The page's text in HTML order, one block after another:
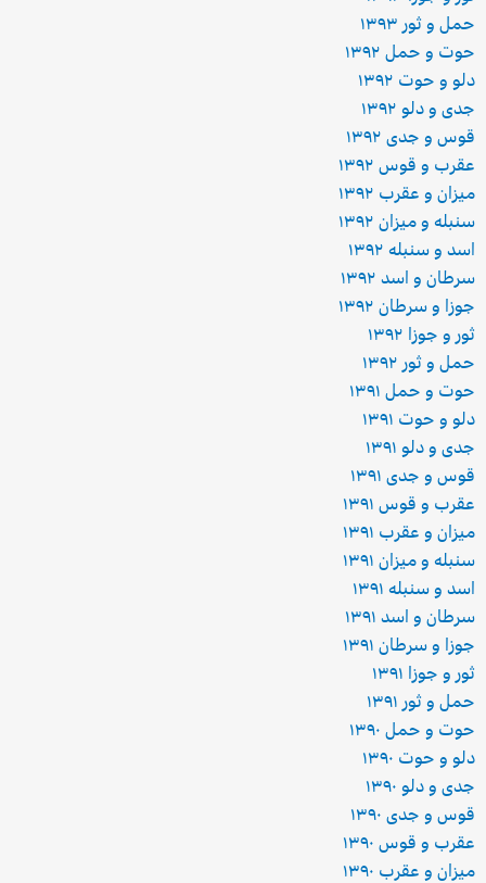
حمل و ثور ۱۳۹۳
حوت و حمل ۱۳۹۲
دلو و حوت ۱۳۹۲
جدی و دلو ۱۳۹۲
قوس و جدی ۱۳۹۲
عقرب و قوس ۱۳۹۲
میزان و عقرب ۱۳۹۲
سنبله و میزان ۱۳۹۲
اسد و سنبله ۱۳۹۲
سرطان و اسد ۱۳۹۲
جوزا و سرطان ۱۳۹۲
ثور و جوزا ۱۳۹۲
حمل و ثور ۱۳۹۲
حوت و حمل ۱۳۹۱
دلو و حوت ۱۳۹۱
جدی و دلو ۱۳۹۱
قوس و جدی ۱۳۹۱
عقرب و قوس ۱۳۹۱
میزان و عقرب ۱۳۹۱
سنبله و میزان ۱۳۹۱
اسد و سنبله ۱۳۹۱
سرطان و اسد ۱۳۹۱
جوزا و سرطان ۱۳۹۱
ثور و جوزا ۱۳۹۱
حمل و ثور ۱۳۹۱
حوت و حمل ۱۳۹۰
دلو و حوت ۱۳۹۰
جدی و دلو ۱۳۹۰
قوس و جدی ۱۳۹۰
عقرب و قوس ۱۳۹۰
میزان و عقرب ۱۳۹۰